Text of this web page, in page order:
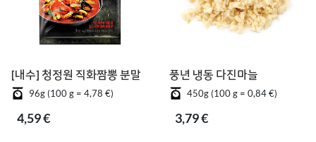
[내수] 청정원 직화짬뽕 분말
96g (100 g = 4,78 €)
4,59 €
풍년 냉동 다진마늘
450g (100 g = 0,84 €)
3,79 €